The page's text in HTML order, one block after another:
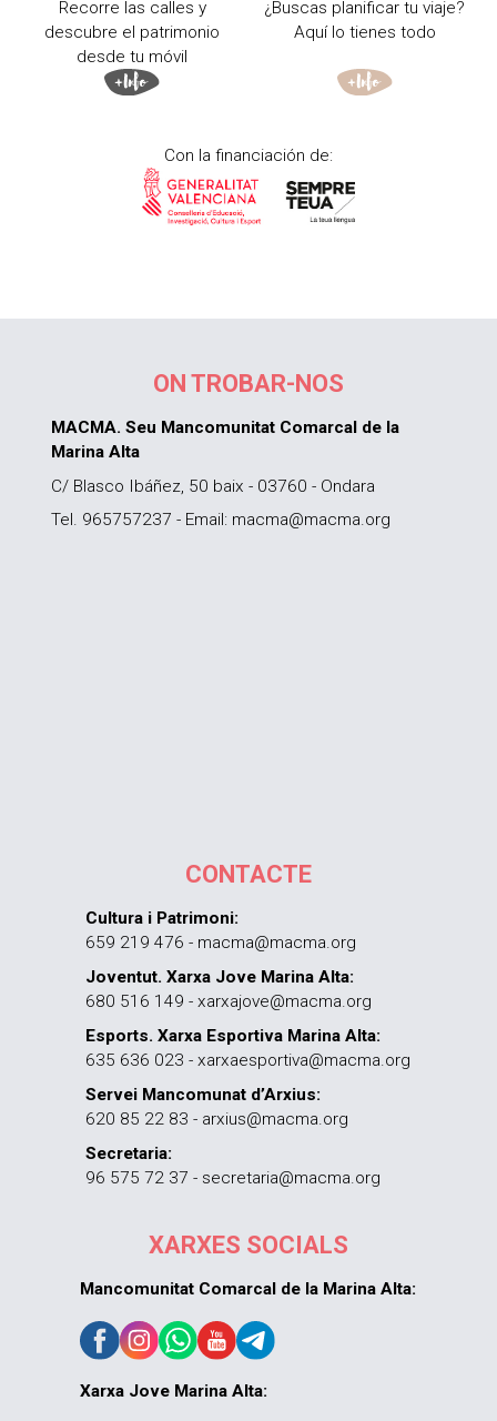
Recorre las calles y
descubre el patrimonio
desde tu móvil
¿Buscas planificar tu viaje?
Aquí lo tienes todo
Con la financiación de:
ON TROBAR-NOS
MACMA. Seu Mancomunitat Comarcal de la
Marina Alta
C/ Blasco Ibáñez, 50 baix - 03760 - Ondara
Tel. 965757237 - Email: macma@macma.org
CONTACTE
Cultura i Patrimoni:
659 219 476 - macma@macma.org
Joventut. Xarxa Jove Marina Alta:
680 516 149 - xarxajove@macma.org
Esports. Xarxa Esportiva Marina Alta:
635 636 023 - xarxaesportiva@macma.org
Servei Mancomunat d’Arxius:
620 85 22 83 - arxius@macma.org
Secretaria:
96 575 72 37 - secretaria@macma.org
XARXES SOCIALS
Mancomunitat Comarcal de la Marina Alta:
Xarxa Jove Marina Alta: